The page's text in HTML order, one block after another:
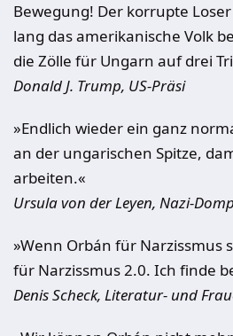
Bewegung! Der korrupte
lang das amerikanische Volk
die Zölle für Ungarn auf drei
Donald J. Trump, US-Präsi
»Endlich wieder ein ganz
an der ungarischen Spitze,
arbeiten.«
Ursula von der Leyen, Nazi-
»Wenn Orbán für Narzissmus
für Narzissmus 2.0. Ich finde
Denis Scheck, Literatur- und